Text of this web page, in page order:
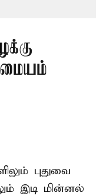
புதுவை
இடி மின்னல்